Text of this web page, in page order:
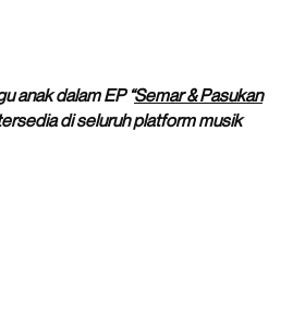
anak dalam EP “Semar & Pasukan
di seluruh platform musik